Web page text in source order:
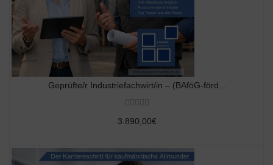
Geprüfte/r Industriefachwirt/in – (BAföG-förd...
3.890,00€